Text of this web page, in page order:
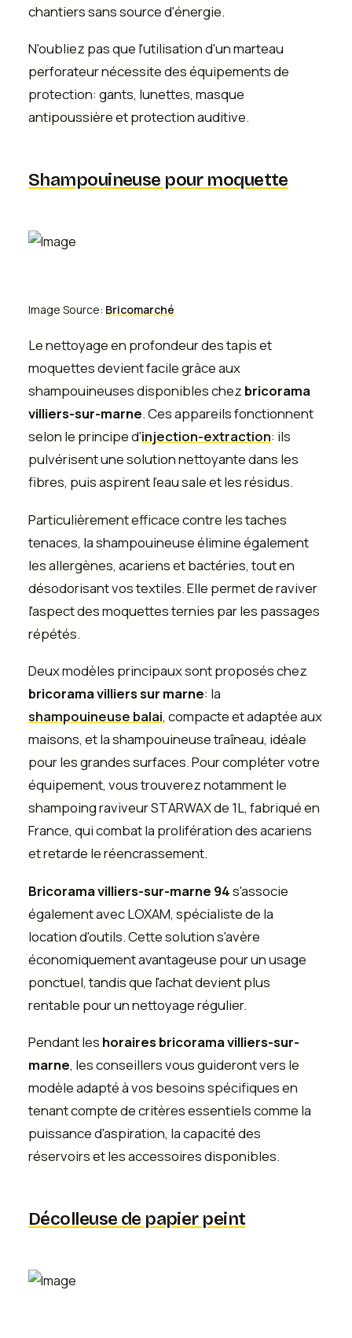
chantiers sans source d'énergie.
N'oubliez pas que l'utilisation d'un marteau
perforateur nécessite des équipements de
protection: gants, lunettes, masque
antipoussière et protection auditive.
Shampouineuse pour moquette
Image Source: Bricomarché
Le nettoyage en profondeur des tapis et
moquettes devient facile grâce aux
shampouineuses disponibles chez bricorama
villiers-sur-marne. Ces appareils fonctionnent
selon le principe d'injection-extraction: ils
pulvérisent une solution nettoyante dans les
fibres, puis aspirent l'eau sale et les résidus.
Particulièrement efficace contre les taches
tenaces, la shampouineuse élimine également
les allergènes, acariens et bactéries, tout en
désodorisant vos textiles. Elle permet de raviver
l'aspect des moquettes ternies par les passages
répétés.
Deux modèles principaux sont proposés chez
bricorama villiers sur marne: la
shampouineuse balai, compacte et adaptée aux
maisons, et la shampouineuse traîneau, idéale
pour les grandes surfaces. Pour compléter votre
équipement, vous trouverez notamment le
shampoing raviveur STARWAX de 1L, fabriqué en
France, qui combat la prolifération des acariens
et retarde le réencrassement.
Bricorama villiers-sur-marne 94s'associe
également avec LOXAM, spécialiste de la
location d'outils. Cette solution s'avère
économiquement avantageuse pour un usage
ponctuel, tandis que l'achat devient plus
rentable pour un nettoyage régulier.
Pendant les horaires bricorama villiers-sur-
marne, les conseillers vous guideront vers le
modèle adapté à vos besoins spécifiques en
tenant compte de critères essentiels comme la
puissance d'aspiration, la capacité des
réservoirs et les accessoires disponibles.
Décolleuse de papier peint